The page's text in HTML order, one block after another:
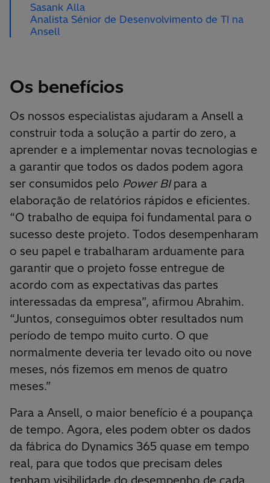
Sasank Alla
Analista Sénior de Desenvolvimento de TI na
Ansell
Os benefícios
Os nossos especialistas ajudaram a Ansell a
construir toda a solução a partir do zero, a
aprender e a implementar novas tecnologias e
a garantir que todos os dados podem agora
ser consumidos pelo Power BIpara a
elaboração de relatórios rápidos e eficientes.
“O trabalho de equipa foi fundamental para o
sucesso deste projeto. Todos desempenharam
o seu papel e trabalharam arduamente para
garantir que o projeto fosse entregue de
acordo com as expectativas das partes
interessadas da empresa”, afirmou Abrahim.
“Juntos, conseguimos obter resultados num
período de tempo muito curto. O que
normalmente deveria ter levado oito ou nove
meses, nós fizemos em menos de quatro
meses.”
Para a Ansell, o maior benefício é a poupança
de tempo. Agora, eles podem obter os dados
da fábrica do Dynamics 365 quase em tempo
real, para que todos que precisam deles
tenham visibilidade do desempenho de cada